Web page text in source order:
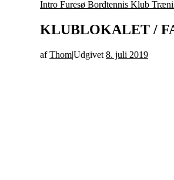
Intro Furesø Bordtennis Klub
KLUBLOKALET /
afThom|Udgivet 8. juli 2019